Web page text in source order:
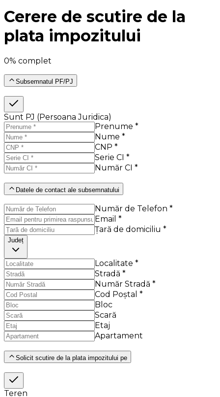
Cerere de scutire de la
plata impozitului
0% complet
Subsemnatul PF/PJ
Sunt PJ (Persoana Juridica)
Prenume *
Nume *
CNP *
Serie CI *
Număr CI *
Datele de contact ale subsemnatului
Număr de Telefon *
Email *
Țară de domiciliu *
Județ
Localitate *
Stradă *
Număr Stradă *
Cod Poștal *
Bloc
Scară
Etaj
Apartament
Solicit scutire de la plata impozitului pe
Teren